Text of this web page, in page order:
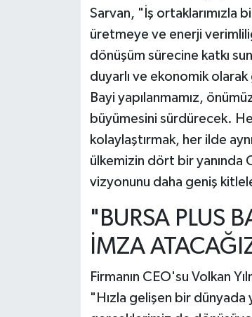
Sarvan, "İş ortaklarımızla
üretmeye ve enerji
dönüşüm sürecine katkı
duyarlı ve ekonomik
Bayi yapılanmamız,
büyümesini sürdürecek.
kolaylaştırmak, her ilde
ülkemizin dört bir yanında
vizyonunu daha geniş
"BURSA PLUS
İMZA
Firmanın CEO'su Volkan
"Hızla gelişen bir